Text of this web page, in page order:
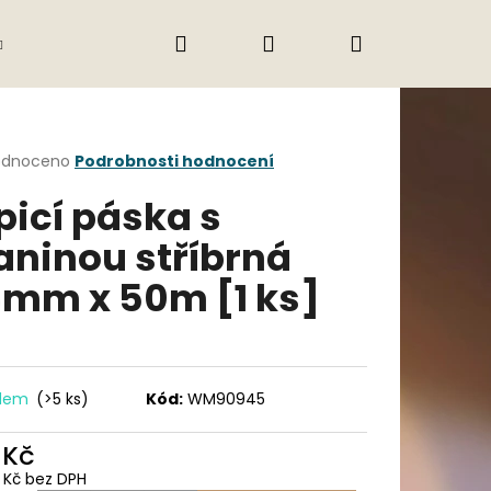
Obchodní podmínky
Přihlášení
Podrobnosti hodnocení
páska s
stříbrná
x 50m [1 ks]
(>5 ks) Kód: WM90945
bez DPH
Následující